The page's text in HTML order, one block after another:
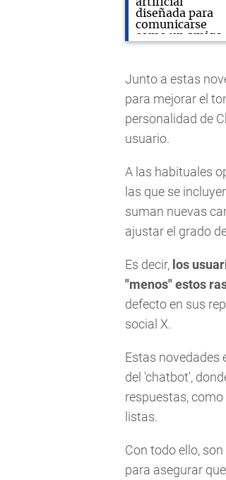
Junto a estas
para mejorar el
personalidad de
usuario.
A las habituales
las que se
suman nuevas
ajustar el grado
Es decir, los
"menos" estos
defecto en sus
social X.
Estas novedades
del 'chatbot',
respuestas,
listas.
Con todo ello,
para asegurar